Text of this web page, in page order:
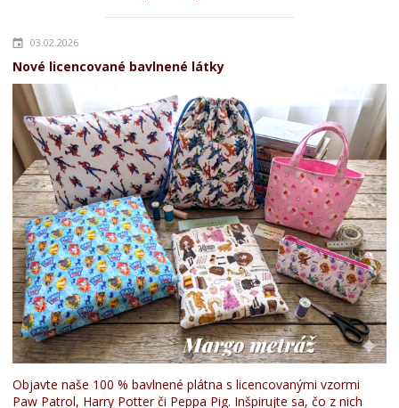
03.02.2026
Nové licencované bavlnené látky
Objavte naše 100 % bavlnené plátna s licencovanými vzormi
Paw Patrol, Harry Potter či Peppa Pig. Inšpirujte sa, čo z nich